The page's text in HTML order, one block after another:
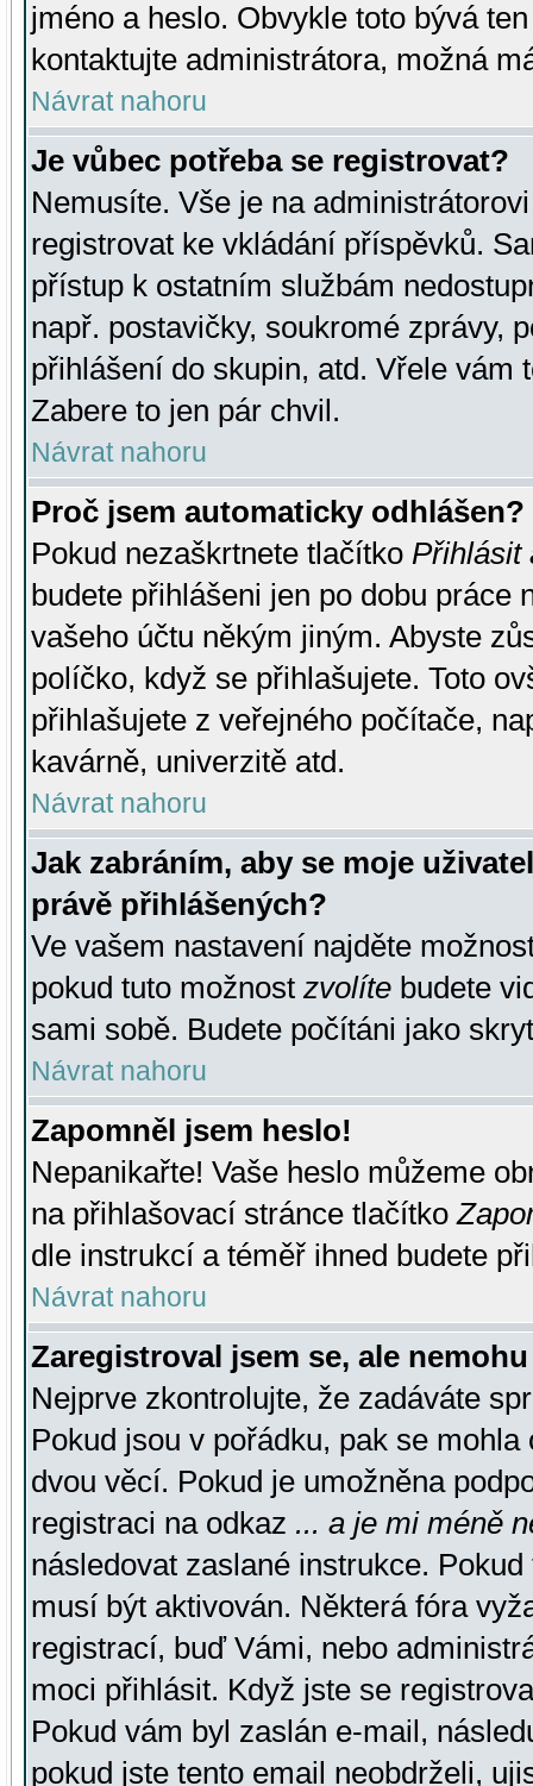
jméno a heslo. Obvykle toto bývá
kontaktujte administrátora, možná
Návrat nahoru
Je vůbec potřeba se registrovat?
Nemusíte. Vše je na
registrovat ke vkládání příspěvků.
přístup k ostatním službám
např. postavičky, soukromé zprávy,
přihlášení do skupin, atd. Vřele vám
Zabere to jen pár chvil.
Návrat nahoru
Proč jsem automaticky odhlášen?
Pokud nezaškrtnete tlačítko Přihlásit
budete přihlášeni jen po dobu práce
vašeho účtu někým jiným. Abyste
políčko, když se přihlašujete. Toto
přihlašujete z veřejného počítače,
kavárně, univerzitě atd.
Návrat nahoru
Jak zabráním, aby se moje
právě přihlášených?
Ve vašem nastavení najděte
pokud tuto možnost zvolíte budete
sami sobě. Budete počítáni jako
Návrat nahoru
Zapomněl jsem heslo!
Nepanikařte! Vaše heslo můžeme
na přihlašovací stránce tlačítko
dle instrukcí a téměř ihned budete
Návrat nahoru
Zaregistroval jsem se, ale
Nejprve zkontrolujte, že zadáváte
Pokud jsou v pořádku, pak se
dvou věcí. Pokud je umožněna
registraci na odkaz ... a je mi méně
následovat zaslané instrukce.
musí být aktivován. Některá fóra
registrací, buď Vámi, nebo
moci přihlásit. Když jste se
Pokud vám byl zaslán e-mail,
pokud jste tento email neobdrželi,